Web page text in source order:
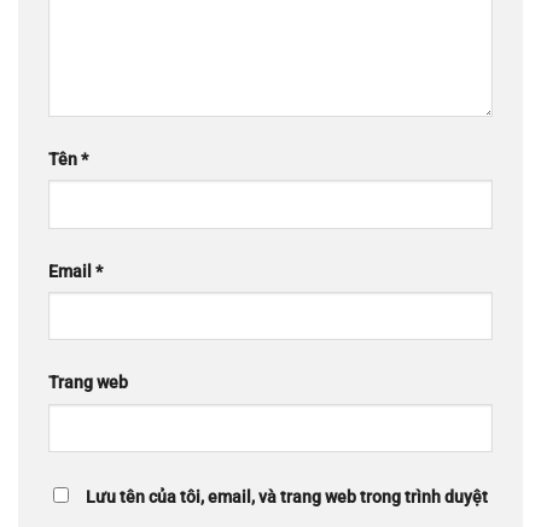
Tên*
Email *
Trang web
Lưu tên của tôi, email, và trang web trong trình duyệt